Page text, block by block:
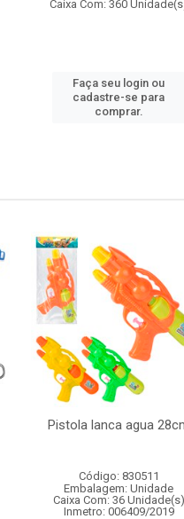
Caixa Com: 360
Faça seu login ou
cadastre-se para
comprar.
Pistola lanca agua
Código: 830511
Embalagem: Unidade
Caixa Com: 36 Unidade(s)
Inmetro: 006409/2019